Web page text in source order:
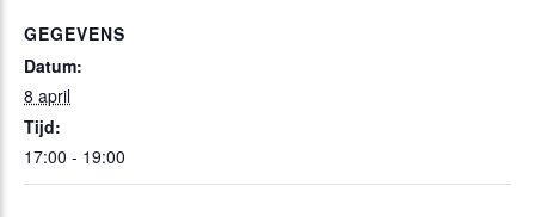
GEGEVENS
Datum:
8 april
Tijd:
17:00 - 19:00